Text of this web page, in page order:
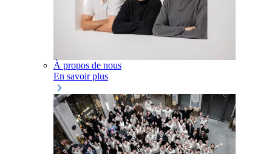
À propos de nous
En savoir plus